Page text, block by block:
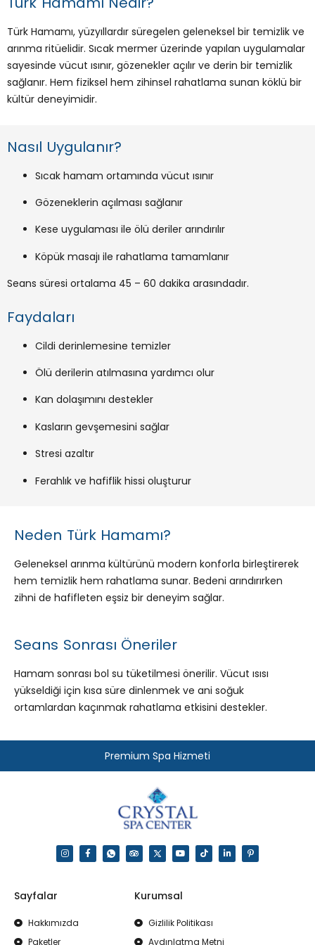
Türk Hamamı, yüzyıllardır süregelen geleneksel bir temizlik ve
arınma ritüelidir. Sıcak mermer üzerinde yapılan uygulamalar
sayesinde vücut ısınır, gözenekler açılır ve derin bir temizlik
sağlanır. Hem fiziksel hem zihinsel rahatlama sunan köklü bir
kültür deneyimidir.
Nasıl Uygulanır?
Sıcak hamam ortamında vücut ısınır
Gözeneklerin açılması sağlanır
Kese uygulaması ile ölü deriler arındırılır
Köpük masajı ile rahatlama tamamlanır
Seans süresi ortalama 45 – 60 dakika arasındadır.
Faydaları
Cildi derinlemesine temizler
Ölü derilerin atılmasına yardımcı olur
Kan dolaşımını destekler
Kasların gevşemesini sağlar
Stresi azaltır
Ferahlık ve hafiflik hissi oluşturur
Neden Türk Hamamı?
Geleneksel arınma kültürünü modern konforla birleştirerek
hem temizlik hem rahatlama sunar. Bedeni arındırırken
zihni de hafifleten eşsiz bir deneyim sağlar.
Seans Sonrası Öneriler
Hamam sonrası bol su tüketilmesi önerilir. Vücut ısısı
yükseldiği için kısa süre dinlenmek ve ani soğuk
ortamlardan kaçınmak rahatlama etkisini destekler.
Premium Spa Hizmeti
Sayfalar
Hakkımızda
Paketler
Kurumsal
Gizlilik Politikası
Aydınlatma Metni